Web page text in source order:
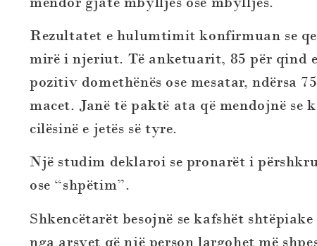
Rezultatet e hulumtimit konfirmuan se
mirë i njeriut. Të anketuarit, 85 për qind
pozitiv domethënës ose mesatar, ndërsa
macet. Janë të paktë ata që mendojnë se
cilësinë e jetës së tyre.
Një studim deklaroi se pronarët i
ose “shpëtim”.
Shkencëtarët besojnë se kafshët
nga arsyet që një person largohet më